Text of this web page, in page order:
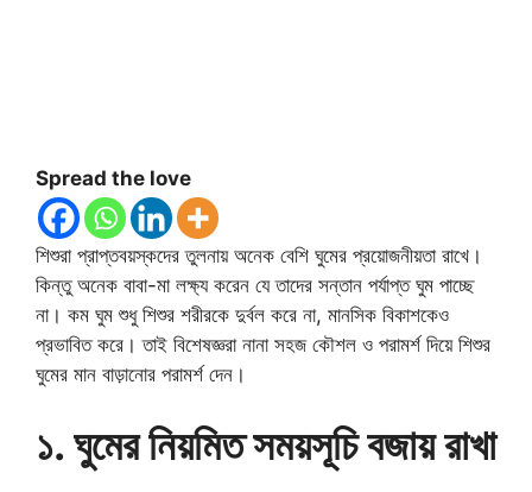
Spread the love
শিশুরা প্রাপ্তবয়স্কদের তুলনায় অনেক বেশি ঘুমের প্রয়োজনীয়তা রাখে।
কিন্তু অনেক বাবা-মা লক্ষ্য করেন যে তাদের সন্তান পর্যাপ্ত ঘুম পাচ্ছে
না। কম ঘুম শুধু শিশুর শরীরকে দুর্বল করে না, মানসিক বিকাশকেও
প্রভাবিত করে। তাই বিশেষজ্ঞরা নানা সহজ কৌশল ও পরামর্শ দিয়ে শিশুর
ঘুমের মান বাড়ানোর পরামর্শ দেন।
১. ঘুমের নিয়মিত সময়সূচি বজায় রাখা